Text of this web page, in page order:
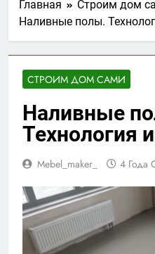
Главная
Строим дом
Наливные полы.
СТРОИМ ДОМ САМИ
Наливные
Технология
Mebel_maker_ 4 Года